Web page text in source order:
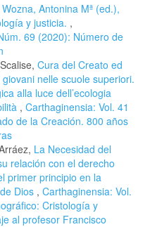
Wozna, Antonina Mª (ed.),
y justicia. ,
69 (2020): Número de
Cura del Creato ed
nelle scuole superiori.
alla luce dell’ecologia
, Carthaginensia: Vol. 41
de la Creación. 800 años
La Necesidad del
relación con el derecho
primer principio en la
Dios , Carthaginensia: Vol.
Cristología y
al profesor Francisco